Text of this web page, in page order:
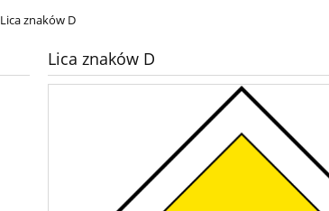
Lica znaków D
Lica znaków D